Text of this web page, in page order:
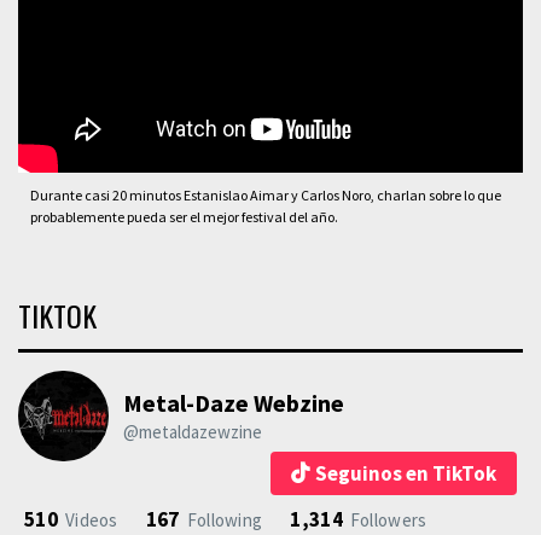
Durante casi 20 minutos Estanislao Aimar y Carlos Noro, charlan sobre lo que
probablemente pueda ser el mejor festival del año.
TIKTOK
Metal-Daze Webzine
@metaldazewzine
Seguinos en TikTok
510 Videos 167 Following 1,314 Followers